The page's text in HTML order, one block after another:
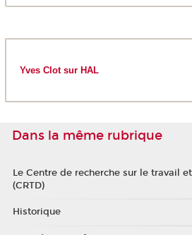
Yves Clot sur HAL
Dans la même rubrique
Le Centre de recherche sur le travail
(CRTD)
Historique